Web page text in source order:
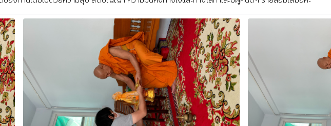
19 กุมภาพันธ์ 2566
องท่านเต็มไปด้วยความสุข สติปัญญา ความมั่นคงทางใจและทางโลก และมีผู้คนดีๆ รายล้อมเสมอค่ะ